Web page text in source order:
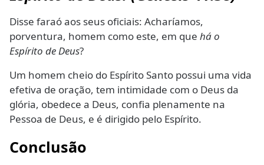
Disse faraó aos seus oficiais: Acharíamos,
porventura, homem como este, em que há o
Espírito de Deus?
Um homem cheio do Espírito Santo possui uma vida
efetiva de oração, tem intimidade com o Deus da
glória, obedece a Deus, confia plenamente na
Pessoa de Deus, e é dirigido pelo Espírito.
Conclusão